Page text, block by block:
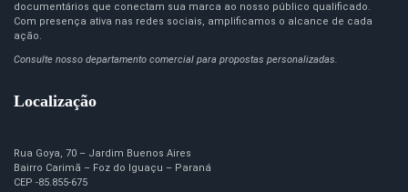
documentários que conectam sua marca ao nosso público qualificado.
Com presença ativa nas redes sociais, amplificamos o alcance de cada
ação.
Consulte nosso departamento comercial para propostas personalizadas.
Localização
Rua Goya, 70 – Jardim Buenos Aires
Bairro Carimã – Foz do Iguaçu – Paraná
CEP -85.855-675